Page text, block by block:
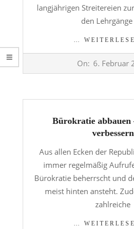
langjährigen Streitereien
den
…
On: 6. Februar
Bürokratie abbauen
verbessern
Aus allen Ecken der
immer regelmäßig
Bürokratie beherrscht und
meist hinten ansteht.
zahlreiche
…